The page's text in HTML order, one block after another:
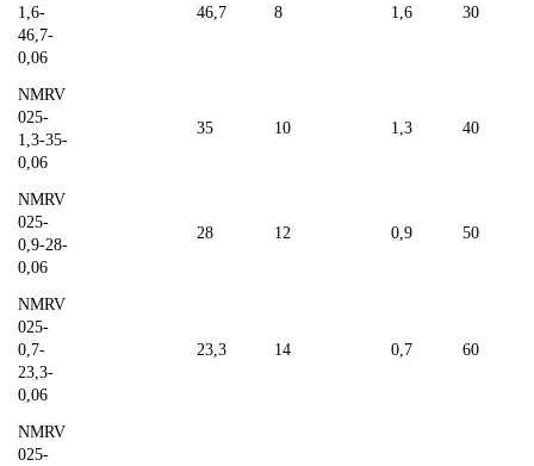
1,6-
46,7-
0,06
46,7 8 1,6 30
NMRV
025-
1,3-35-
0,06
35 10 1,3 40
NMRV
025-
0,9-28-
0,06
28 12 0,9 50
NMRV
025-
0,7-
23,3-
0,06
23,3 14 0,7 60
NMRV
025-